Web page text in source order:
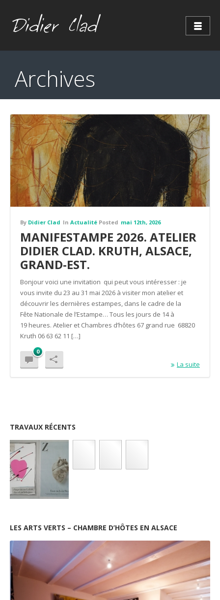
Archives
By Didier Clad In Actualité Posted mai 12th, 2026
MANIFESTAMPE 2026. ATELIER
DIDIER CLAD. KRUTH, ALSACE,
GRAND-EST.
Bonjour voici une invitation qui peut vous intéresser : je
vous invite du 23 au 31 mai 2026 à visiter mon atelier et
découvrir les dernières estampes, dans le cadre de la
Fête Nationale de l’Estampe… Tous les jours de 14 à
19 heures. Atelier et Chambres d’hôtes 67 grand rue 68820
Kruth 06 63 62 11 […]
0
La suite
TRAVAUX RÉCENTS
LES ARTS VERTS – CHAMBRE D’HÔTES EN ALSACE